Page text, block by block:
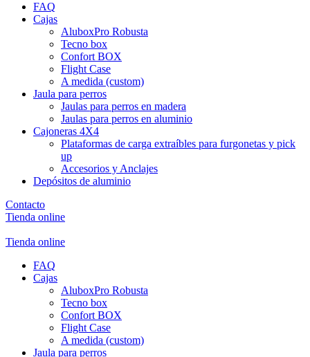
FAQ
Cajas
AluboxPro Robusta
Tecno box
Confort BOX
Flight Case
A medida (custom)
Jaula para perros
Jaulas para perros en madera
Jaulas para perros en aluminio
Cajoneras 4X4
Plataformas de carga extraíbles para furgonetas y pick
up
Accesorios y Anclajes
Depósitos de aluminio
Contacto
Tienda online
Tienda online
FAQ
Cajas
AluboxPro Robusta
Tecno box
Confort BOX
Flight Case
A medida (custom)
Jaula para perros